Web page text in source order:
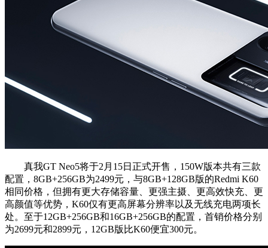
真我GT Neo5将于2月15日正式开售，150W版本共有三款
配置，8GB+256GB为2499元，与8GB+128GB版的Redmi K60
相同价格，但拥有更大存储容量、更强主摄、更高效快充、更
高颜值等优势，K60仅有更高屏幕分辨率以及无线充电两项长
处。至于12GB+256GB和16GB+256GB的配置，首销价格分别
为2699元和2899元，12GB版比K60便宜300元。